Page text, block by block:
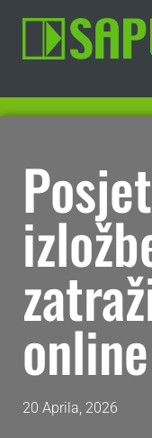
online
20 Aprila, 2026